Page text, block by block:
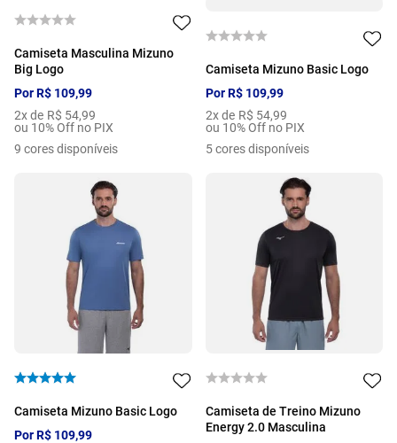
Camiseta Masculina Mizuno
Big Logo
PorR$ 109,99
2x de R$ 54,99
ou 10% Off no PIX
9 cores disponíveis
Camiseta Mizuno Basic Logo
PorR$ 109,99
2x de R$ 54,99
ou 10% Off no PIX
5 cores disponíveis
Camiseta Mizuno Basic Logo
PorR$ 109,99
Camiseta de Treino Mizuno
Energy 2.0 Masculina